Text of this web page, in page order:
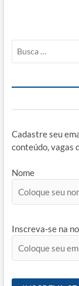
Cadastre seu
conteúdo, vagas
Nome
Inscreva-se na